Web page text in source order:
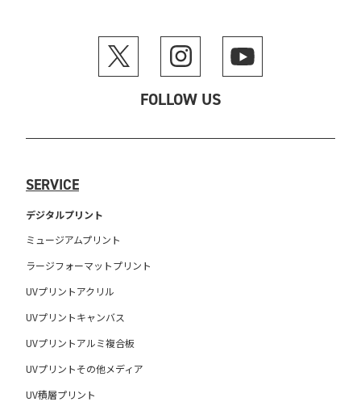
FOLLOW US
SERVICE
デジタルプリント
ミュージアムプリント
ラージフォーマットプリント
UVプリントアクリル
UVプリントキャンバス
UVプリントアルミ複合板
UVプリントその他メディア
UV積層プリント